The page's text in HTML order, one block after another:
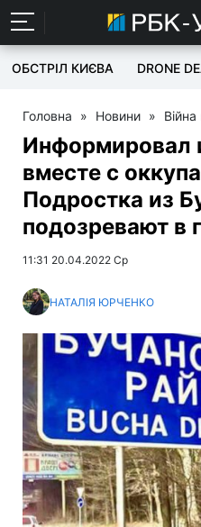
ОБСТРІЛ КИЄВА DRONE
Головна » Новини » Війна
Информировал
вместе с
Подростка из
подозревают в
11:31 20.04.2022 Ср
НАТАЛІЯ ЮРЧЕНКО